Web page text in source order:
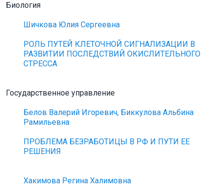
Биология
Шичкова Юлия Сергеевна
РОЛЬ ПУТЕЙ КЛЕТОЧНОЙ СИГНАЛИЗАЦИИ В
РАЗВИТИИ ПОСЛЕДСТВИЙ ОКИСЛИТЕЛЬНОГО
СТРЕССА
Государственное управление
Белов Валерий Игоревич, Биккулова Альбина
Рамильевна
ПРОБЛЕМА БЕЗРАБОТИЦЫ В РФ И ПУТИ ЕЕ
РЕШЕНИЯ
Хакимова Регина Халимовна